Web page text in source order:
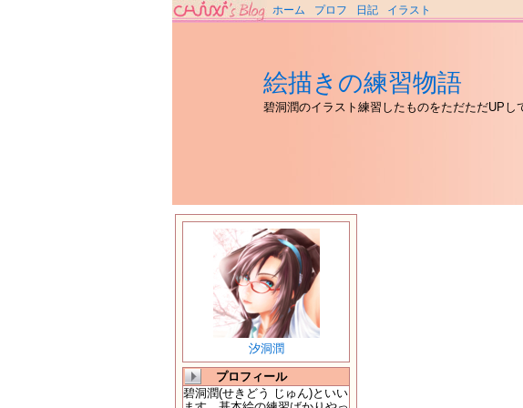
ホーム プロフ 日記 イラスト
絵描きの練習物語
碧洞潤のイラスト練習したものをただただUPし
汐洞潤
プロフィール
碧洞潤(せきどう じゅん)といい